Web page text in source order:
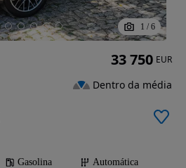
1 / 6
Gasolina
Automática
33 750 EUR
Dentro da média